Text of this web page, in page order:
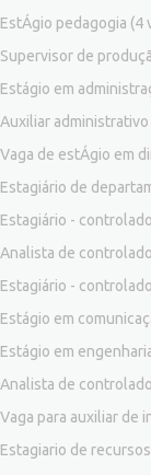
EstÁgio pedagogia (4
Supervisor de
Estágio em
Auxiliar administrativo
Vaga de estÁgio em
Estagiário de
Estagiário -
Analista de
Estagiário -
Estágio em
Estágio em
Analista de
Vaga para auxiliar de
Estagiario de